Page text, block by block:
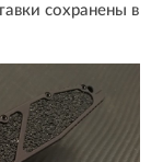
сохранены в